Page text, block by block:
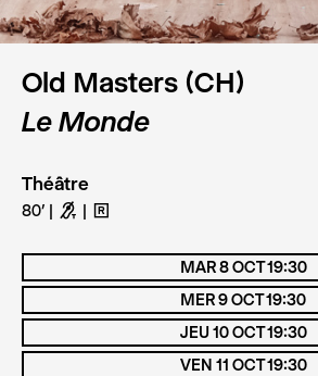
Old Masters (CH)
Le Monde
Théâtre
80’ G H
MAR 8 OCT 19:30
MER 9 OCT 19:30
JEU 10 OCT 19:30
VEN 11 OCT 19:30